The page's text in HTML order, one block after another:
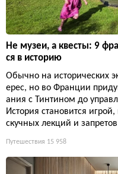
Не музеи, а квесты: 9
ся в историю
Обычно на исторических
ерес, но во Франции
ания с Тинтином до
История становится
скучных лекций и
Путешествия 15 958